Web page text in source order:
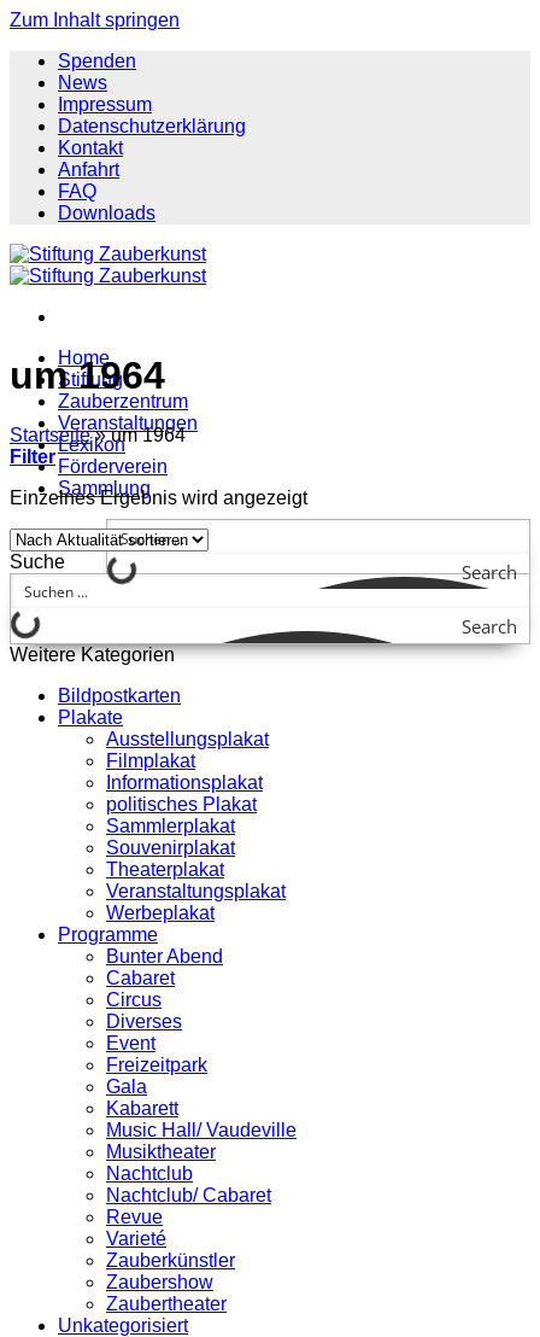
Zum Inhalt springen
Spenden
News
Impressum
Datenschutzerklärung
Kontakt
Anfahrt
FAQ
Downloads
Home
Stiftung
Zauberzentrum
Veranstaltungen
Lexikon
Förderverein
Sammlung
Search
um 1964
Startseite » um 1964
Filter
Einzelnes Ergebnis wird angezeigt
Suche
Search
Weitere Kategorien
Bildpostkarten
Plakate
Ausstellungsplakat
Filmplakat
Informationsplakat
politisches Plakat
Sammlerplakat
Souvenirplakat
Theaterplakat
Veranstaltungsplakat
Werbeplakat
Programme
Bunter Abend
Cabaret
Circus
Diverses
Event
Freizeitpark
Gala
Kabarett
Music Hall/ Vaudeville
Musiktheater
Nachtclub
Nachtclub/ Cabaret
Revue
Varieté
Zauberkünstler
Zaubershow
Zaubertheater
Unkategorisiert